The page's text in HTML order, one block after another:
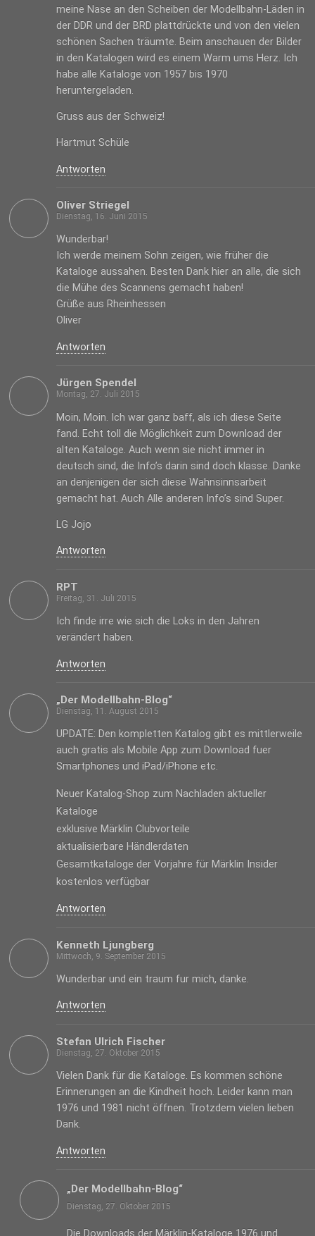
meine Nase an den Scheiben der Modellbahn-Läden in
der DDR und der BRD plattdrückte und von den vielen
schönen Sachen träumte. Beim anschauen der Bilder
in den Katalogen wird es einem Warm ums Herz. Ich
habe alle Kataloge von 1957 bis 1970
heruntergeladen.
Gruss aus der Schweiz!
Hartmut Schüle
Antworten
Oliver Striegel
Dienstag, 16. Juni 2015
Wunderbar!
Ich werde meinem Sohn zeigen, wie früher die
Kataloge aussahen. Besten Dank hier an alle, die sich
die Mühe des Scannens gemacht haben!
Grüße aus Rheinhessen
Oliver
Antworten
Jürgen Spendel
Montag, 27. Juli 2015
Moin, Moin. Ich war ganz baff, als ich diese Seite
fand. Echt toll die Möglichkeit zum Download der
alten Kataloge. Auch wenn sie nicht immer in
deutsch sind, die Info’s darin sind doch klasse. Danke
an denjenigen der sich diese Wahnsinnsarbeit
gemacht hat. Auch Alle anderen Info’s sind Super.
LG Jojo
Antworten
RPT
Freitag, 31. Juli 2015
Ich finde irre wie sich die Loks in den Jahren
verändert haben.
Antworten
„Der Modellbahn-Blog“
Dienstag, 11. August 2015
UPDATE: Den kompletten Katalog gibt es mittlerweile
auch gratis als Mobile App zum Download fuer
Smartphones und iPad/iPhone etc.
Neuer Katalog-Shop zum Nachladen aktueller
Kataloge
exklusive Märklin Clubvorteile
aktualisierbare Händlerdaten
Gesamtkataloge der Vorjahre für Märklin Insider
kostenlos verfügbar
Antworten
Kenneth Ljungberg
Mittwoch, 9. September 2015
Wunderbar und ein traum fur mich, danke.
Antworten
Stefan Ulrich Fischer
Dienstag, 27. Oktober 2015
Vielen Dank für die Kataloge. Es kommen schöne
Erinnerungen an die Kindheit hoch. Leider kann man
1976 und 1981 nicht öffnen. Trotzdem vielen lieben
Dank.
Antworten
„Der Modellbahn-Blog“
Dienstag, 27. Oktober 2015